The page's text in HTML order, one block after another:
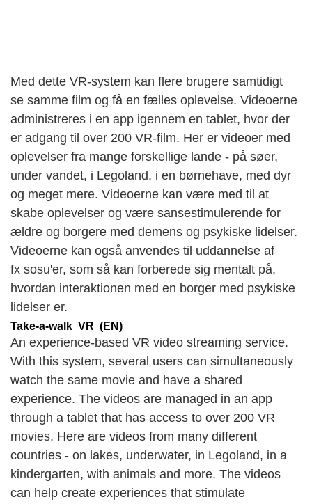
Med dette VR-system kan flere brugere samtidigt
se samme film og få en fælles oplevelse. Videoerne
administreres i en app igennem en tablet, hvor der
er adgang til over 200 VR-film. Her er videoer med
oplevelser fra mange forskellige lande - på søer,
under vandet, i Legoland, i en børnehave, med dyr
og meget mere. Videoerne kan være med til at
skabe oplevelser og være sansestimulerende for
ældre og borgere med demens og psykiske lidelser.
Videoerne kan også anvendes til uddannelse af
fx sosu'er, som så kan forberede sig mentalt på,
hvordan interaktionen med en borger med psykiske
lidelser er.
Take-a-walk VR (EN)
An experience-based VR video streaming service.
With this system, several users can simultaneously
watch the same movie and have a shared
experience. The videos are managed in an app
through a tablet that has access to over 200 VR
movies. Here are videos from many different
countries - on lakes, underwater, in Legoland, in a
kindergarten, with animals and more. The videos
can help create experiences that stimulate